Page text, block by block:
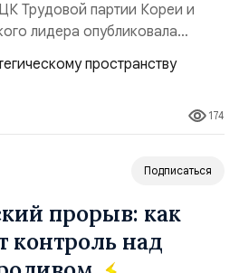
Трудовой партии Кореи и
лидера опубликовала
ответ на проведение Токио
запусков крылатых ракет
обманчивую видимость
страны“ и выносит
вооружении на
174
Подписаться
прорыв: как
контроль над